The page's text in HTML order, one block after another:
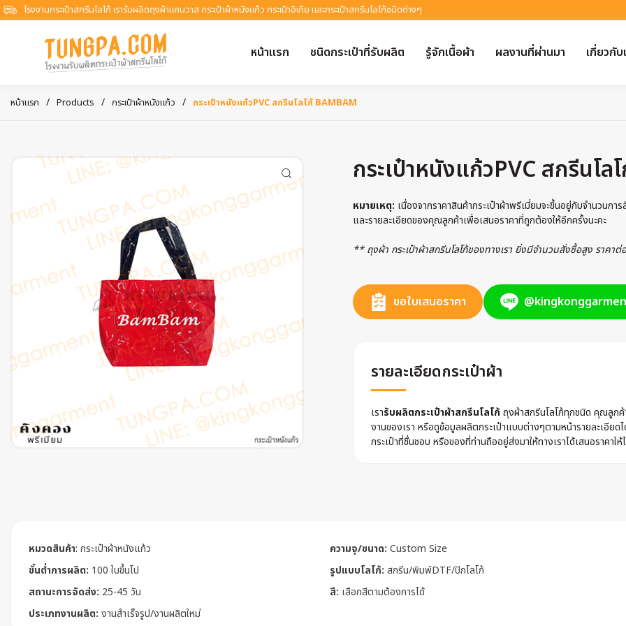
โรงงานกระเป๋าสกรีนโลโก้ เรารับผลิตถุงผ้าแคนวาส กระเป๋าผ้าหนังแก้ว กระเป๋าอิเกีย และกระเป๋าสกรีนโลโก้ชนิดต่างๆ
หน้าแรก ชนิดกระเป๋าที่รับผลิต รู้จักเนื้อผ้า ผลงานที่ผ่านมา เกี่ยวกับ
หน้าแรก / Products / กระเป๋าผ้าหนังแก้ว / กระเป๋าหนังแก้วPVC สกรีนโลโก้ BAMBAM
กระเป๋าหนังแก้วPVC สกรีนโ
หมายเหตุ: เนื่องจากราคาสินค้ากระเป๋าผ้าพรีเมี่ยมจะขึ้นอยู่กับจำนว
และรายละเอียดของคุณลูกค้าเพื่อเสนอราคาที่ถูกต้องให้อีกครั้งนะคะ
** ถุงผ้า กระเป๋าผ้าสกรีนโลโก้ของทางเรา ยิ่งมีจำนวนสั่งซื้อสูง ราคา
ขอใบเสนอราคา
รายละเอียดกระเป๋าผ้า
เรารับผลิตกระเป๋าผ้าสกรีนโลโก้ ถุงผ้าสกรีนโลโก้ทุกชนิด คุณลูกค้
งานของเรา หรือดูข้อมูลผลิตกระเป๋าแบบต่างๆตามหน้ารายละเอียดไ
กระเป๋าที่ชื่นชอบ หรือของที่ท่านถืออยู่ส่งมาให้ทางเราได้เสนอราคาให้
หมวดสินค้า: กระเป๋าผ้าหนังแก้ว
ขั้นต่ำการผลิต: 100 ใบขึ้นไป
สถานะการจัดส่ง: 25-45 วัน
ประเภทงานผลิต: งานสำเร็จรูป/งานผลิตใหม่
ความจุ/ขนาด: Custom Size
รูปแบบโลโก้: สกรีน/พิมพ์DTF/ปักโลโก้
สี: เลือกสีตามต้องการได้